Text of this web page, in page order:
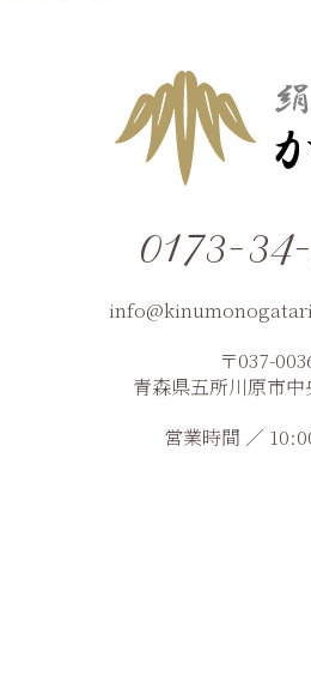
0173-
〒037-
青森県五所川原市
営業時間 ／